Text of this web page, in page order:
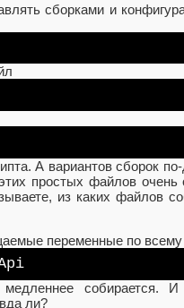
сборками и
А вариантов сборок
простых файлов
из каких файлов
переменные по
собирается.
ли?